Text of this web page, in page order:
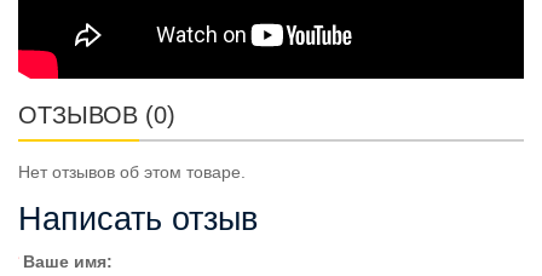
ОТЗЫВОВ (0)
Нет отзывов об этом товаре.
Написать отзыв
Ваше имя: